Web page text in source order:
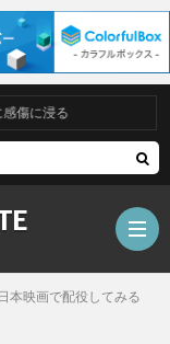
に浸る
本映画で配役してみる